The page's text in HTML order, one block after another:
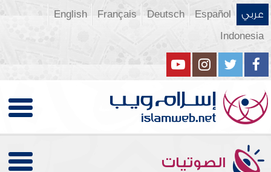
عربي Español
Deutsch
Français
English
Indonesia
الصوتيات